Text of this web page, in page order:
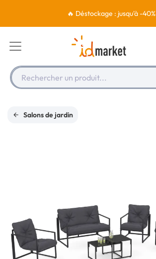
🔥 Déstockage : jusqu'à -40%
Rechercher un produit...
Salons de jardin